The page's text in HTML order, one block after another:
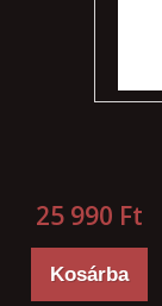
25 990 Ft‎
Kosárba